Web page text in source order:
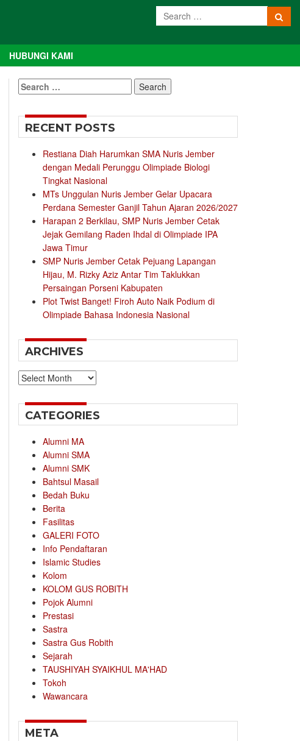
HUBUNGI KAMI
Search
for:
RECENT POSTS
Restiana Diah Harumkan SMA Nuris Jember
dengan Medali Perunggu Olimpiade Biologi
Tingkat Nasional
MTs Unggulan Nuris Jember Gelar Upacara
Perdana Semester Ganjil Tahun Ajaran 2026/2027
Harapan 2 Berkilau, SMP Nuris Jember Cetak
Jejak Gemilang Raden Ihdal di Olimpiade IPA
Jawa Timur
SMP Nuris Jember Cetak Pejuang Lapangan
Hijau, M. Rizky Aziz Antar Tim Taklukkan
Persaingan Porseni Kabupaten
Plot Twist Banget! Firoh Auto Naik Podium di
Olimpiade Bahasa Indonesia Nasional
ARCHIVES
Archives
CATEGORIES
Alumni MA
Alumni SMA
Alumni SMK
Bahtsul Masail
Bedah Buku
Berita
Fasilitas
GALERI FOTO
Info Pendaftaran
Islamic Studies
Kolom
KOLOM GUS ROBITH
Pojok Alumni
Prestasi
Sastra
Sastra Gus Robith
Sejarah
TAUSHIYAH SYAIKHUL MA'HAD
Tokoh
Wawancara
META